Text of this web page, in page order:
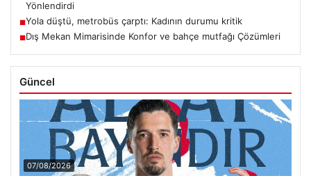
Yönlendirdi
■Yola düştü, metrobüs çarptı: Kadının durumu kritik
■Dış Mekan Mimarisinde Konfor ve bahçe mutfağı Çözümleri
Güncel
07/08/2026